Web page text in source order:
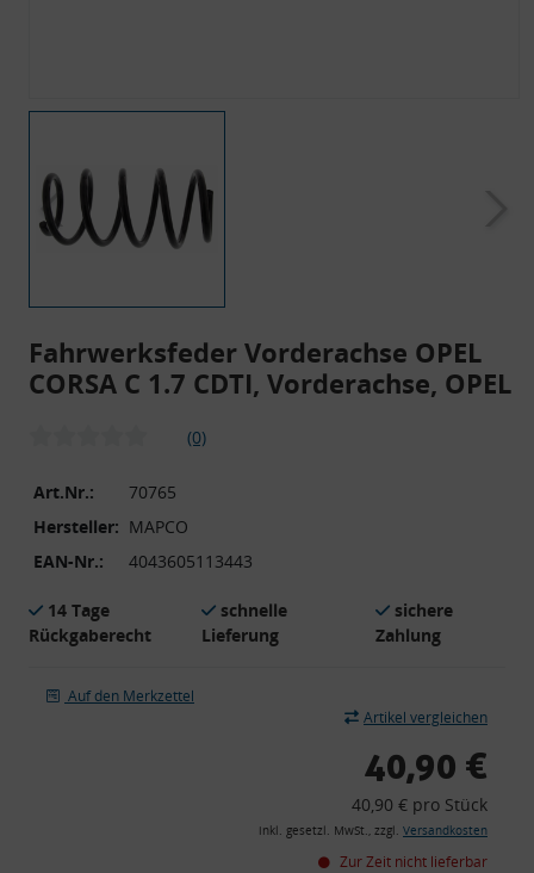
Fahrwerksfeder Vorderachse OPEL
CORSA C 1.7 CDTI, Vorderachse, OPEL
(0)
Art.Nr.:
70765
Hersteller: MAPCO
EAN-Nr.:
4043605113443
14 Tage
Rückgaberecht
schnelle
Lieferung
sichere
Zahlung
Auf den Merkzettel
Artikel vergleichen
40,90 €
40,90 € pro Stück
inkl. gesetzl. MwSt., zzgl. Versandkosten
Zur Zeit nicht lieferbar